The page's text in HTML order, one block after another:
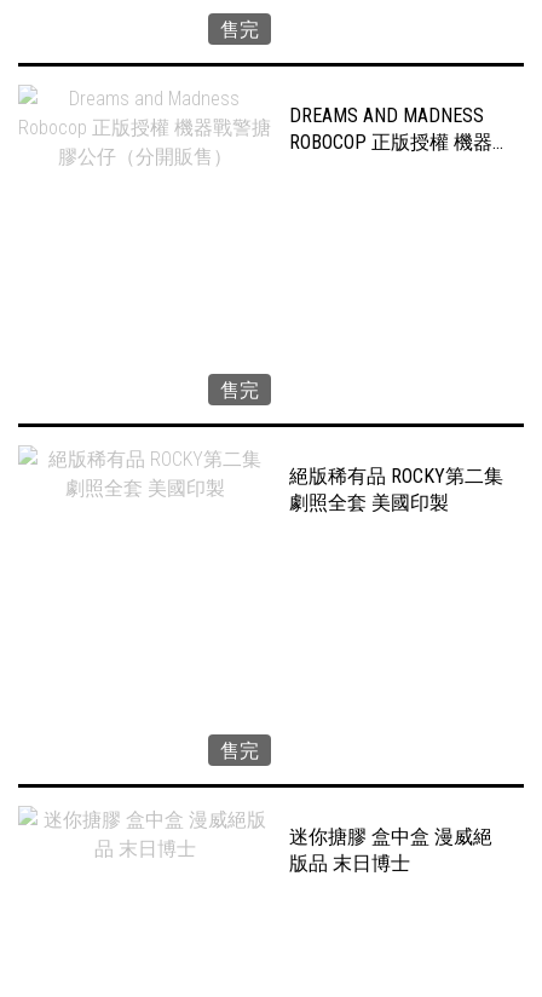
售完
售完
DREAMS AND MADNESS
ROBOCOP 正版授權 機器
售完
絕版稀有品 ROCKY第二集
劇照全套 美國印製
迷你搪膠 盒中盒 漫威絕
版品 末日博士